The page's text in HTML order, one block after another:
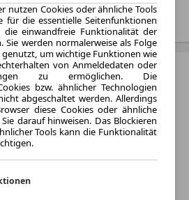
anzeigen
Lodgy
Baujahr:
1900 - 2020
Varianten:
nutzen Cookies oder ähnliche Tools
für die essentielle Seitenfunktionen
einwandfreie Funktionalität der
Sie werden normalerweise als Folge
um wichtige Funktionen wie
von Anmeldedaten oder
zu ermöglichen. Die
bzw. ähnlicher Technologien
abgeschaltet werden. Allerdings
diese Cookies oder ähnliche
darauf hinweisen. Das Blockieren
Tools kann die Funktionalität